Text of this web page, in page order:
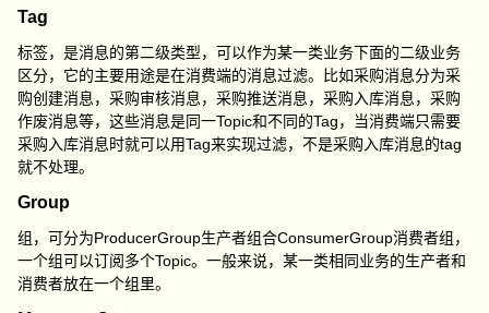
Tag
标签，是消息的第二级类型，可以作为某一类业务下面的二级业务
区分，它的主要用途是在消费端的消息过滤。比如采购消息分为采
购创建消息，采购审核消息，采购推送消息，采购入库消息，采购
作废消息等，这些消息是同一Topic和不同的Tag，当消费端只需要
采购入库消息时就可以用Tag来实现过滤，不是采购入库消息的tag
就不处理。
Group
组，可分为ProducerGroup生产者组合ConsumerGroup消费者组，
一个组可以订阅多个Topic。一般来说，某一类相同业务的生产者和
消费者放在一个组里。